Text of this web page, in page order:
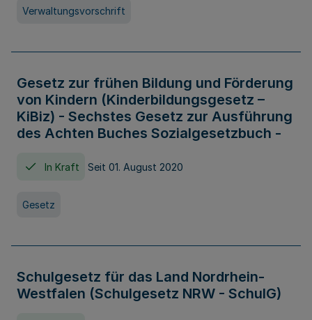
Verwaltungsvorschrift
Gesetz zur frühen Bildung und Förderung
von Kindern (Kinderbildungsgesetz –
KiBiz) - Sechstes Gesetz zur Ausführung
des Achten Buches Sozialgesetzbuch -
In Kraft Seit 01. August 2020
Gesetz
Schulgesetz für das Land Nordrhein-
Westfalen (Schulgesetz NRW - SchulG)